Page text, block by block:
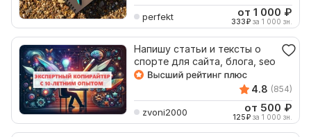
perfekt от 1 000 ₽
333₽ за 1 000 зн.
Напишу статьи и тексты о
спорте для сайта, блога, seo
4.8 (854)
zvoni2000 от 500 ₽
125₽ за 1 000 зн.